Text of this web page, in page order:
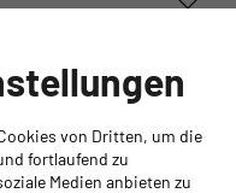
von Dritten, um die
fortlaufend zu
Medien anbieten zu